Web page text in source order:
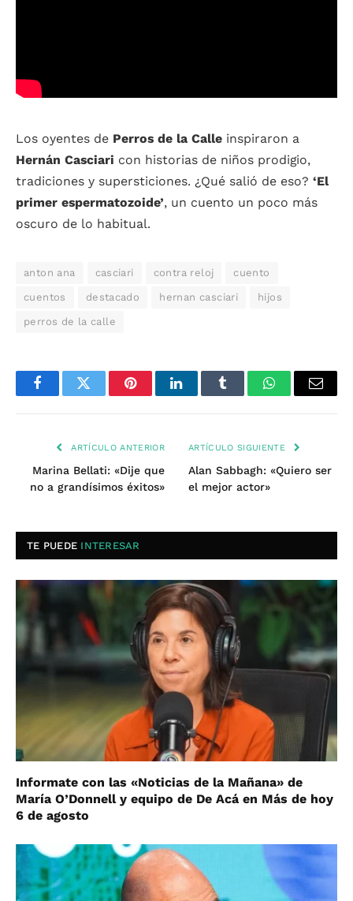
Los oyentes de Perros de la Calle inspiraron a
Hernán Casciari con historias de niños prodigio,
tradiciones y supersticiones. ¿Qué salió de eso? ‘El
primer espermatozoide’, un cuento un poco más
oscuro de lo habitual.
anton ana casciari contra reloj cuento
cuentos destacado hernan casciari hijos
perros de la calle
FacebookTwitter PinterestLinkedInTumblr WhatsAppEmail
ARTÍCULO ANTERIOR
Marina Bellati: «Dije que
no a grandísimos éxitos»
ARTÍCULO SIGUIENTE
Alan Sabbagh: «Quiero ser
el mejor actor»
TE PUEDE INTERESAR
Informate con las «Noticias de la Mañana» de
María O’Donnell y equipo de De Acá en Más de hoy
6 de agosto